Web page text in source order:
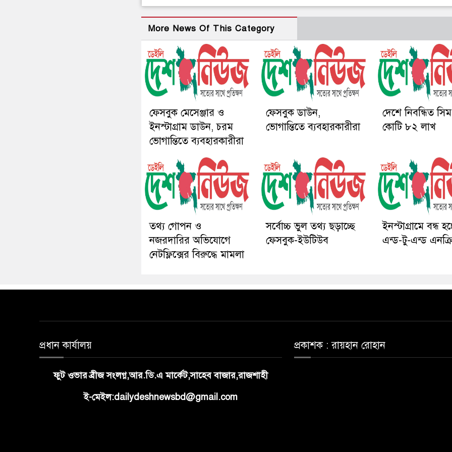
More News Of This Category
ফেসবুক মেসেঞ্জার ও
ইনস্টাগ্রাম ডাউন, চরম
ভোগান্তিতে ব্যবহারকারীরা
ফেসবুক ডাউন,
ভোগান্তিতে ব্যবহারকারীরা
দেশে নিবন্ধিত
কোটি ৮২ লাখ
তথ্য গোপন ও
নজরদারির অভিযোগে
নেটফ্লিক্সের বিরুদ্ধে মামলা
সর্বোচ্চ ভুল তথ্য ছড়াচ্ছে
ফেসবুক-ইউটিউব
ইনস্টাগ্রামে বন্ধ
এন্ড-টু-এন্ড
প্রধান কার্যালয়
ফুট ওভার ব্রীজ সংলগ্ন,আর.ডি.এ মার্কেট,সাহেব বাজার,রাজশাহী
ই-মেইল:dailydeshnewsbd@gmail.com
প্রকাশক : রায়হান রোহান